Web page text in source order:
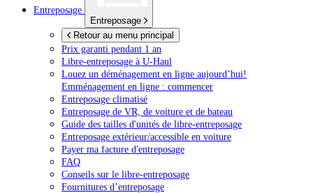
Entreposage
Entreposage
Retour au menu principal
Prix garanti pendant 1 an
Libre-entreposage à U-Haul
Louez un déménagement en ligne aujourd’hui!
Emménagement en ligne : commencer
Entreposage climatisé
Entreposage de VR, de voiture et de bateau
Guide des tailles d'unités de libre-entreposage
Entreposage extérieur/accessible en voiture
Payer ma facture d'entreposage
FAQ
Conseils sur le libre-entreposage
Fournitures d’entreposage